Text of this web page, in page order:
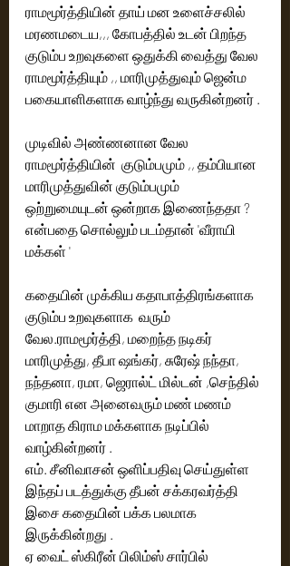
ராமமூர்த்தியின் தாய் மன உளைச்சலில்
மரணமடைய,,, கோபத்தில் உடன் பிறந்த
குடும்ப உறவுகளை ஒதுக்கி வைத்து வேல
ராமமூர்த்தியும் ,, மாரிமுத்துவும் ஜென்ம
பகையாளிகளாக வாழ்ந்து வருகின்றனர் .
முடிவில் அண்ணனான வேல
ராமமூர்த்தியின்  குடும்பமும் ,, தம்பியான
மாரிமுத்துவின் குடும்பமும்
ஒற்றுமையுடன் ஒன்றாக இணைந்ததா ?
என்பதை சொல்லும் படம்தான் 'வீராயி
மக்கள் '
கதையின் முக்கிய கதாபாத்திரங்களாக
குடும்ப உறவுகளாக  வரும்
வேல.ராமமூர்த்தி, மறைந்த நடிகர்
மாரிமுத்து, தீபா ஷங்கர், சுரேஷ் நந்தா,
நந்தனா, ரமா, ஜெரால்ட் மில்டன் ,செந்தில்
குமாரி என அனைவரும் மண் மணம்
மாறாத கிராம மக்களாக நடிப்பில்
வாழ்கின்றனர் .
எம். சீனிவாசன் ஒளிப்பதிவு செய்துள்ள
இந்தப் படத்துக்கு தீபன் சக்கரவர்த்தி
இசை கதையின் பக்க பலமாக
இருக்கின்றது .
ஏ வைட் ஸ்கிரீன் பிலிம்ஸ் சார்பில்